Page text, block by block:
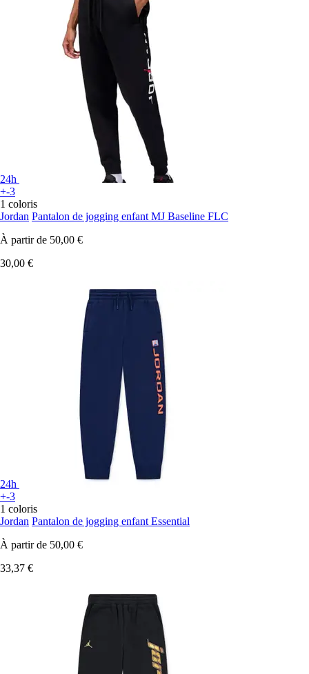
24h
+-3
1 coloris
Jordan Pantalon de jogging enfant MJ Baseline FLC
À partir de 50,00 €
30,00 €
24h
+-3
1 coloris
Jordan Pantalon de jogging enfant Essential
À partir de 50,00 €
33,37 €